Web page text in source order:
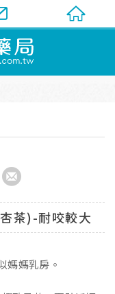
茶)-耐咬較大
媽媽乳房。